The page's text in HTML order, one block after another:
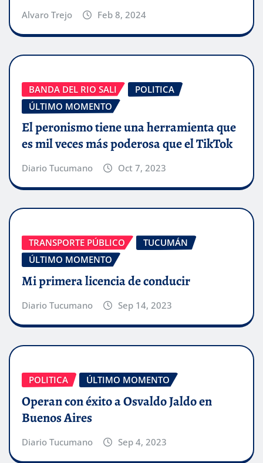
Alvaro Trejo Feb 8, 2024
BANDA DEL RIO SALI
POLITICA
ÚLTIMO MOMENTO
El peronismo tiene una herramienta que
es mil veces más poderosa que el TikTok
Diario Tucumano Oct 7, 2023
TRANSPORTE PÚBLICO
TUCUMÁN
ÚLTIMO MOMENTO
Mi primera licencia de conducir
Diario Tucumano Sep 14, 2023
POLITICA ÚLTIMO MOMENTO
Operan con éxito a Osvaldo Jaldo en
Buenos Aires
Diario Tucumano Sep 4, 2023